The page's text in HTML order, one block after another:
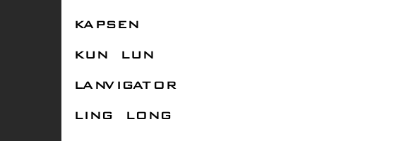
KAPSEN
KUN LUN
LANVIGATOR
LING LONG